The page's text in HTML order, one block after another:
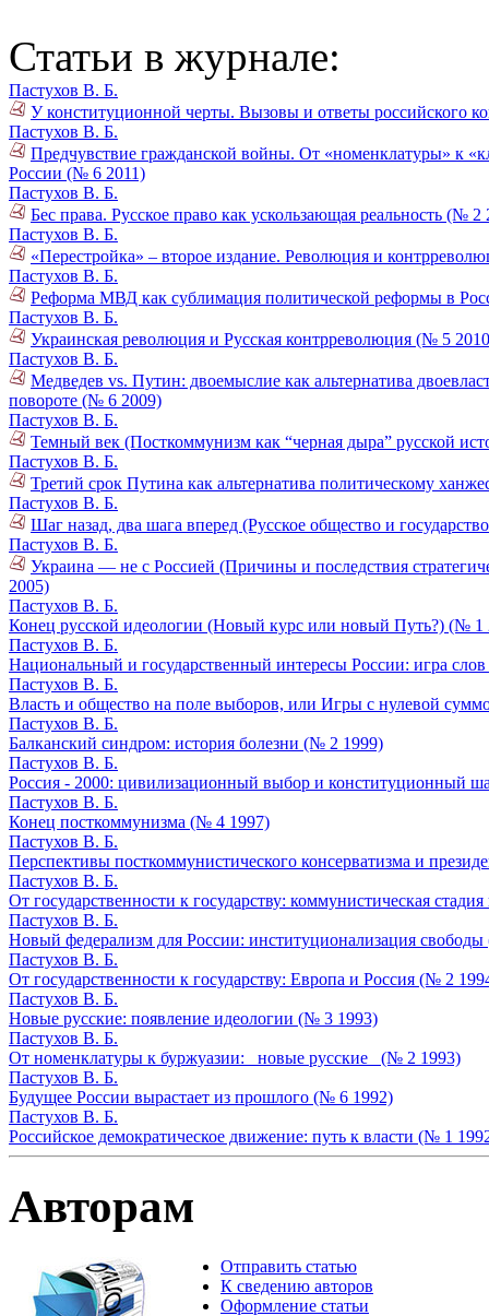
Статьи в журнале:
Пастухов В. Б.
У конституционной черты. Вызовы и ответы российского
Пастухов В. Б.
Предчувствие гражданской войны. От «номенклатуры» к
России (№ 6 2011)
Пастухов В. Б.
Бес права. Русское право как ускользающая реальность (№ 2
Пастухов В. Б.
«Перестройка» – второе издание. Революция и
Пастухов В. Б.
Реформа МВД как сублимация политической реформы в
Пастухов В. Б.
Украинская революция и Русская контрреволюция (№ 5
Пастухов В. Б.
Медведев vs. Путин: двоемыслие как альтернатива
повороте (№ 6 2009)
Пастухов В. Б.
Темный век (Посткоммунизм как “черная дыра” русской
Пастухов В. Б.
Третий срок Путина как альтернатива политическому
Пастухов В. Б.
Шаг назад, два шага вперед (Русское общество и
Пастухов В. Б.
Украина — не с Россией (Причины и последствия
2005)
Пастухов В. Б.
Конец русской идеологии (Новый курс или новый Путь?) (№ 1
Пастухов В. Б.
Национальный и государственный интересы России: игра
Пастухов В. Б.
Власть и общество на поле выборов, или Игры с нулевой
Пастухов В. Б.
Балканский синдром: история болезни (№ 2 1999)
Пастухов В. Б.
Россия - 2000: цивилизационный выбор и конституционный
Пастухов В. Б.
Конец посткоммунизма (№ 4 1997)
Пастухов В. Б.
Перспективы посткоммунистического консерватизма и
Пастухов В. Б.
От государственности к государству: коммунистическая
Пастухов В. Б.
Новый федерализм для России: институционализация
Пастухов В. Б.
От государственности к государству: Европа и Россия (№ 2
Пастухов В. Б.
Новые русские: появление идеологии (№ 3 1993)
Пастухов В. Б.
От номенклатуры к буржуазии: _новые русские_ (№ 2 1993)
Пастухов В. Б.
Будущее России вырастает из прошлого (№ 6 1992)
Пастухов В. Б.
Российское демократическое движение: путь к власти (№ 1
Авторам
Отправить статью
К сведению авторов
Оформление статьи